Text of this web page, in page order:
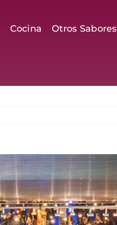
Cocina Otros Sabores